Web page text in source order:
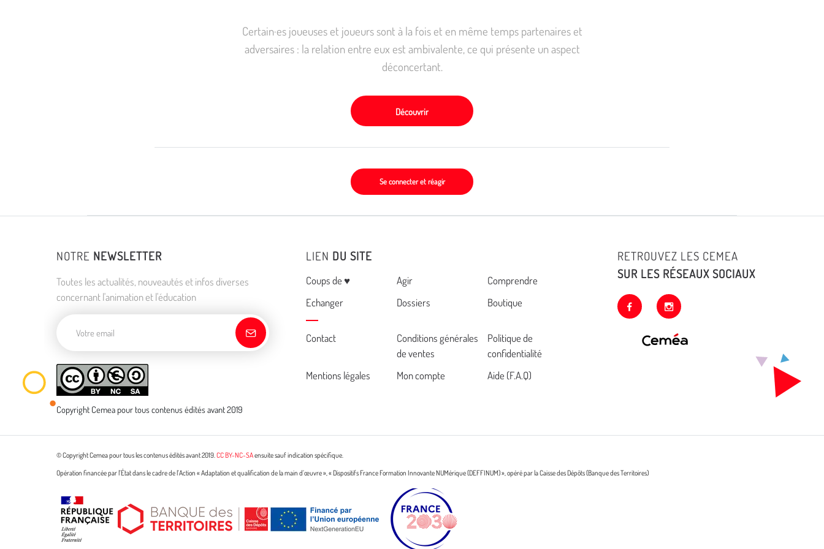
Certain·es joueuses et joueurs sont à la fois et en même temps partenaires et
adversaires : la relation entre eux est ambivalente, ce qui présente un aspect
déconcertant.
Découvrir
Se connecter et réagir
NOTRE NEWSLETTER
Toutes les actualités, nouveautés et infos diverses
concernant l'animation et l'éducation
Copyright Cemea pour tous contenus édités avant 2019
LIEN DU SITE
Menu
Coups de ♥ Agir
Comprendre
Echanger
Dossiers Boutique
Cemea
footer
Contact
Conditions générales
de ventes
Politique de
confidentialité
Mentions légales
Mon compte Aide (F.A.Q)
RETROUVEZ LES CEMEA
SUR LES RÉSEAUX SOCIAUX
facebook instagram
© Copyright Cemea pour tous les contenus édités avant 2019.CC BY-NC-SAensuite sauf indication spécifique.
Opération financée par l’État dans le cadre de l’Action « Adaptation et qualification de la main d’œuvre », « Dispositifs France Formation Innovante NUMérique (DEFFINUM) », opéré par la Caisse des Dépôts (Banque des Territoires)